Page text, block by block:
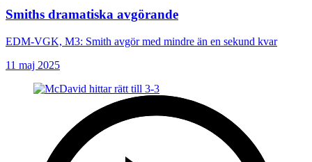
Smiths dramatiska avgörande
EDM-VGK, M3: Smith avgör med mindre än en sekund kvar
11 maj 2025